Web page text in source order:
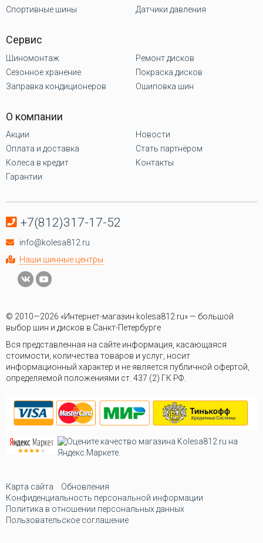
Спортивные шины
Датчики давления
Сервис
Шиномонтаж
Сезонное хранение
Заправка кондиционеров
Ремонт дисков
Покраска дисков
Ошиповка шин
О компании
Акции
Оплата и доставка
Колеса в кредит
Гарантии
Новости
Стать партнёром
Контакты
+7(812)317-17-52
info@kolesa812.ru
Наши шинные центры
© 2010—2026 «Интернет-магазин kolesa812.ru» — большой
выбор шин и дисков в Санкт-Петербурге
Вся представленная на сайте информация, касающаяся
стоимости, количества товаров и услуг, носит
информационный характер и не является публичной офертой,
определяемой положениями ст. 437 (2) ГК РФ.
Карта сайта
Обновления
Конфиденциальность персональной информации
Политика в отношении персональных данных
Пользовательское соглашение